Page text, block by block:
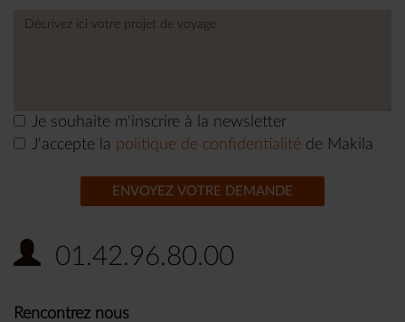
Je souhaite m'inscrire à la newsletter
J'accepte la politique de confidentialité de Makila
ENVOYEZ VOTRE DEMANDE
01.42.96.80.00
Rencontrez nous